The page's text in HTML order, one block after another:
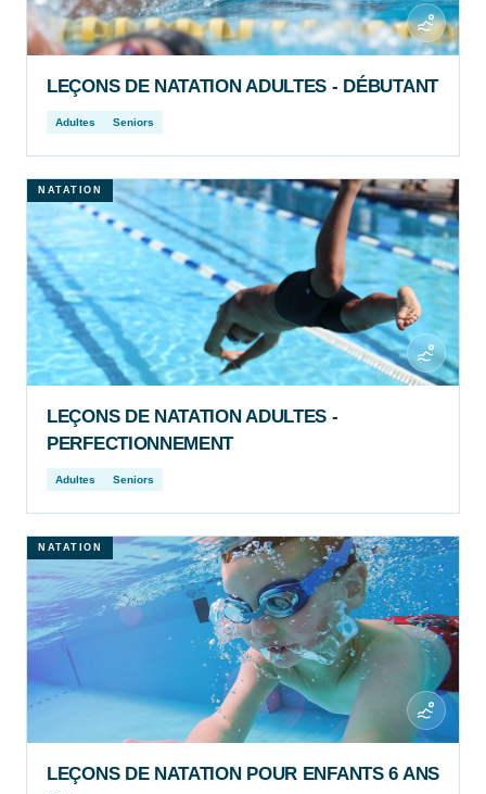
LEÇONS DE NATATION ADULTES - DÉBUTANT
Adultes Seniors
NATATION
LEÇONS DE NATATION ADULTES -
PERFECTIONNEMENT
Adultes Seniors
NATATION
LEÇONS DE NATATION POUR ENFANTS 6 ANS